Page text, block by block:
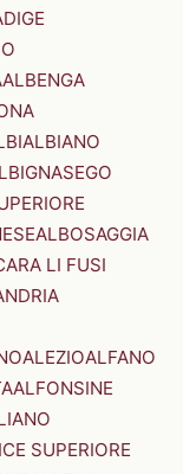
ALBENGA
ALBIANO
ALBOSAGGIA
LI FUSI
ALEZIOALFANO
ALFONSINE
SUPERIORE